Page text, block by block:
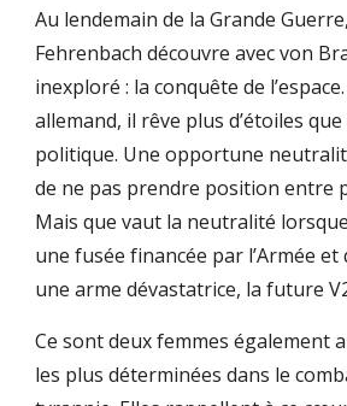
Au lendemain de la Grande
Fehrenbach découvre avec von
inexploré : la conquête de
allemand, il rêve plus d’étoiles
politique. Une opportune
de ne pas prendre position entre
Mais que vaut la neutralité
une fusée financée par l’Armée et
une arme dévastatrice, la future
Ce sont deux femmes également
les plus déterminées dans le